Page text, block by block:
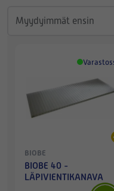
BIOBE
BIOBE 40 -
LÄPIVIENTIKANAVA